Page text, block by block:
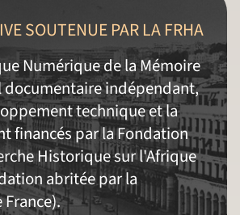
SOUTENUE PAR LA FRHA
Numérique de la Mémoire
documentaire indépendant,
technique et la
financés par la Fondation
Historique sur l'Afrique
abritée par la